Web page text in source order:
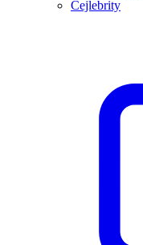
Cejlebrity